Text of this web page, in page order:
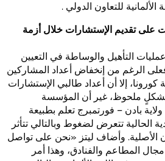
للتعاون الدولي .
على تقديم الإستشارات خلال أزمة
التأهيل والوساطة في التعيين
الرغم من إنخفاض أعداد المشاركين
إلا أن أعداد طالبي الإستشارات
بشكلٍ ملحوظ، غير أن المؤسسة
ولاية بادن – فورتمبرج تعلم بطبيعة
الحالية تتعرض لضغوط وبالتالي تتأثر
الأصلية. وأضاف ليتز «نحن على تواصل
المطاعم والفنادق، وهذا أمر